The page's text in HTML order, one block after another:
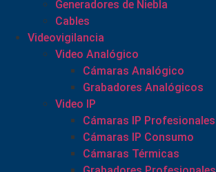
Generadores de Niebla
Cables
Videovigilancia
Video Analógico
Cámaras Analógico
Grabadores Analógicos
Video IP
Cámaras IP Profesionales
Cámaras IP Consumo
Cámaras Térmicas